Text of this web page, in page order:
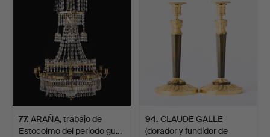
77. ARAÑA, trabajo de
Estocolmo del periodo gu…
94. CLAUDE GALLE
(dorador y fundidor de